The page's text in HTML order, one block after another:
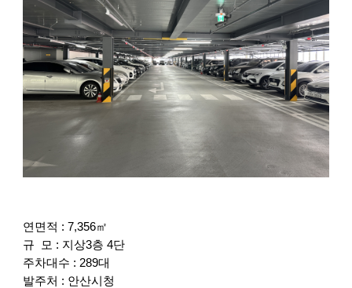
연면적 : 7,356㎡
규 모 : 지상3층 4단
주차대수 : 289대
발주처 : 안산시청